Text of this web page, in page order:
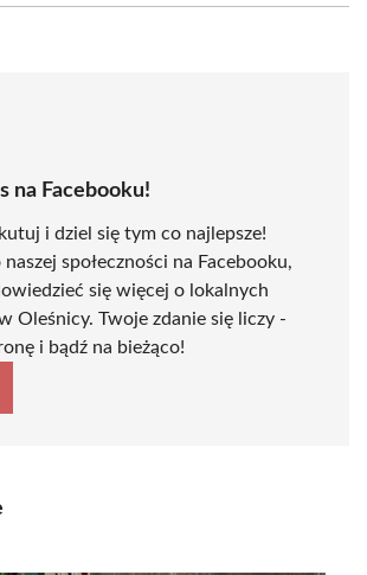
na Facebooku!
i dziel się tym co najlepsze!
naszej społeczności na Facebooku,
się więcej o lokalnych
Oleśnicy. Twoje zdanie się liczy -
i bądź na bieżąco!